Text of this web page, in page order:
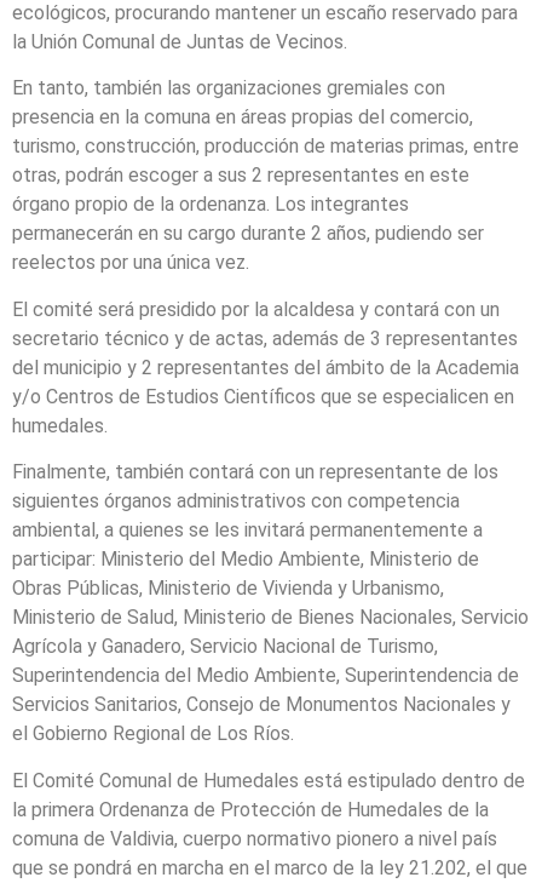
ecológicos, procurando mantener un escaño reservado para
la Unión Comunal de Juntas de Vecinos.
En tanto, también las organizaciones gremiales con
presencia en la comuna en áreas propias del comercio,
turismo, construcción, producción de materias primas, entre
otras, podrán escoger a sus 2 representantes en este
órgano propio de la ordenanza. Los integrantes
permanecerán en su cargo durante 2 años, pudiendo ser
reelectos por una única vez.
El comité será presidido por la alcaldesa y contará con un
secretario técnico y de actas, además de 3 representantes
del municipio y 2 representantes del ámbito de la Academia
y/o Centros de Estudios Científicos que se especialicen en
humedales.
Finalmente, también contará con un representante de los
siguientes órganos administrativos con competencia
ambiental, a quienes se les invitará permanentemente a
participar: Ministerio del Medio Ambiente, Ministerio de
Obras Públicas, Ministerio de Vivienda y Urbanismo,
Ministerio de Salud, Ministerio de Bienes Nacionales, Servicio
Agrícola y Ganadero, Servicio Nacional de Turismo,
Superintendencia del Medio Ambiente, Superintendencia de
Servicios Sanitarios, Consejo de Monumentos Nacionales y
el Gobierno Regional de Los Ríos.
El Comité Comunal de Humedales está estipulado dentro de
la primera Ordenanza de Protección de Humedales de la
comuna de Valdivia, cuerpo normativo pionero a nivel país
que se pondrá en marcha en el marco de la ley 21.202, el que